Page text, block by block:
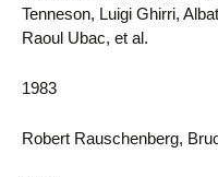
Tenneson, Luigi Ghirri,
Raoul Ubac, et al.
1983
Robert Rauschenberg,